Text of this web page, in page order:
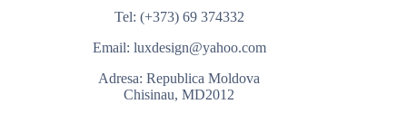
Tel: (+373) 69 374332
Email: luxdesign@yahoo.com
Adresa: Republica Moldova
Chisinau, MD2012